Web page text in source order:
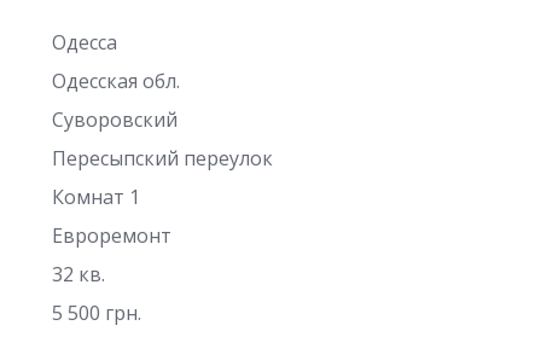
Одесса
Одесская обл.
Суворовский
Пересыпский переулок
Комнат 1
Евроремонт
32 кв.
5 500 грн.